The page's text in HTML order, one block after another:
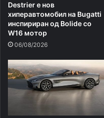
Destrier е нов
хиперавтомобил на Bugatti
инспириран од Bolide со
W16 мотор
06/08/2026